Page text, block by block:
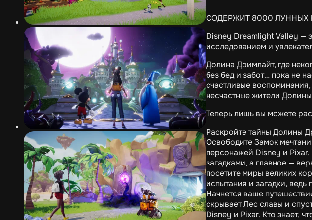
СОДЕРЖИТ 8000 ЛУННЫХ
Disney Dreamlight Valley —
исследованием и
Долина Дримлайт, где
без бед и забот… пока не
счастливые
несчастные жители
Теперь лишь вы можете
Раскройте тайны Долины
Освободите Замок
персонажей Disney и
загадками, а главное —
посетите миры великих
испытания и загадки, ведь
Начнется ваше
скрывает Лес славы и
Disney и Pixar. Кто знает,